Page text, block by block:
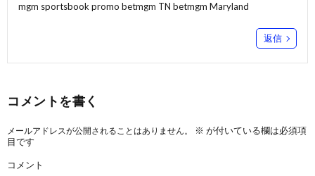
mgm sportsbook promo betmgm TN betmgm Maryland
返信
コメントを書く
メールアドレスが公開されることはありません。 ※ が付いている欄は必須項
目です
コメント